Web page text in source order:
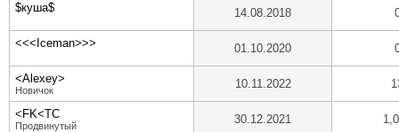
$куша$ 14.08.2018
<<<Iceman>>> 01.10.2020
<Alexey>
Новичок 10.11.2022
<FK<TC
Продвинутый 30.12.2021